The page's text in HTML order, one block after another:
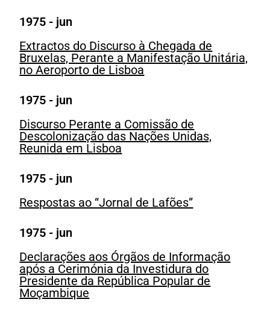
1975 - jun
Extractos do Discurso à Chegada de
Bruxelas, Perante a Manifestação Unitária,
no Aeroporto de Lisboa
1975 - jun
Discurso Perante a Comissão de
Descolonização das Nações Unidas,
Reunida em Lisboa
1975 - jun
Respostas ao “Jornal de Lafões”
1975 - jun
Declarações aos Órgãos de Informação
após a Cerimónia da Investidura do
Presidente da República Popular de
Moçambique